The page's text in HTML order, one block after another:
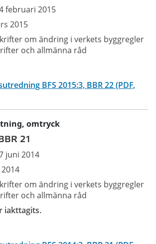
februari 2015
2015
om ändring i verkets byggregler
och allmänna råd
BFS 2015:3, BBR 22 (PDF,
, omtryck
21
juni 2014
om ändring i verkets byggregler
och allmänna råd
iakttagits.